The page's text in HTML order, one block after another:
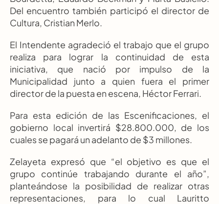
Del encuentro también participó el director de
Cultura, Cristian Merlo.
El Intendente agradeció el trabajo que el grupo
realiza para lograr la continuidad de esta
iniciativa, que nació por impulso de la
Municipalidad junto a quien fuera el primer
director de la puesta en escena, Héctor Ferrari.
Para esta edición de las Escenificaciones, el
gobierno local invertirá $28.800.000, de los
cuales se pagará un adelanto de $3 millones.
Zelayeta expresó que “el objetivo es que el
grupo continúe trabajando durante el año”,
planteándose la posibilidad de realizar otras
representaciones, para lo cual Lauritto